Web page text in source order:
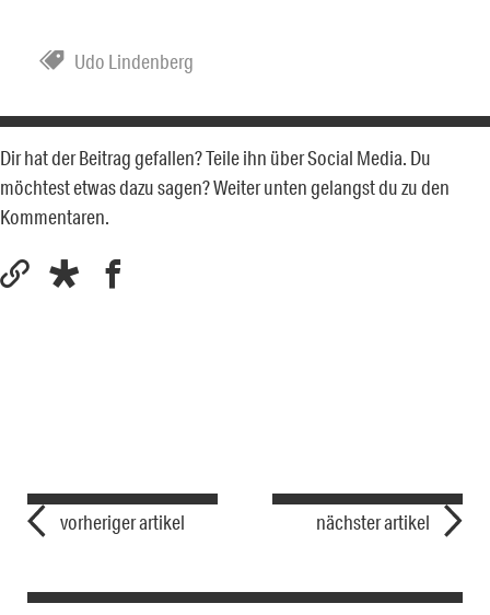
Udo Lindenberg
Dir hat der Beitrag gefallen? Teile ihn über Social Media. Du
möchtest etwas dazu sagen? Weiter unten gelangst du zu den
Kommentaren.
vorheriger artikel nächster artikel